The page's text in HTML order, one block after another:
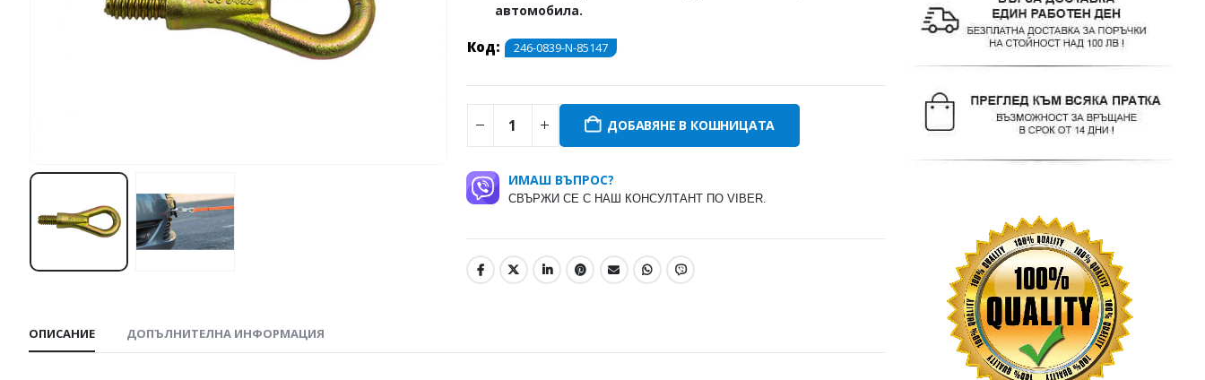
автомобила.
Код: 246-0839-N-85147
ДОБАВЯНЕ В КОШНИЦАТА
ИМАШ ВЪПРОС?
СВЪРЖИ СЕ С НАШ КОНСУЛТАНТ ПО VIBER.
ОПИСАНИЕ ДОПЪЛНИТЕЛНА ИНФОРМАЦИЯ